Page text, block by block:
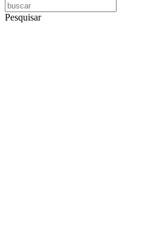
Pesquisar